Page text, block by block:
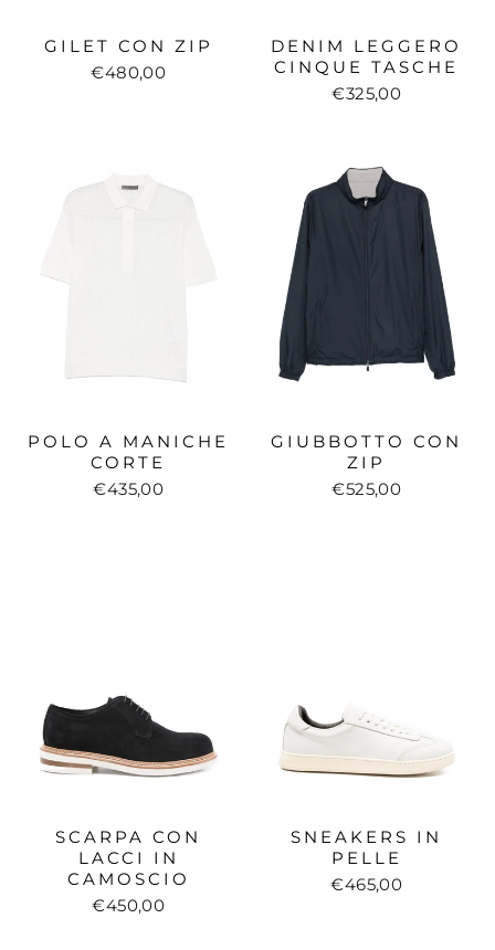
GILET CON ZIP
€480,00
DENIM LEGGERO
CINQUE TASCHE
€325,00
POLO A MANICHE
CORTE
€435,00
GIUBBOTTO CON
ZIP
€525,00
SCARPA CON
LACCI IN
CAMOSCIO
€450,00
SNEAKERS IN
PELLE
€465,00